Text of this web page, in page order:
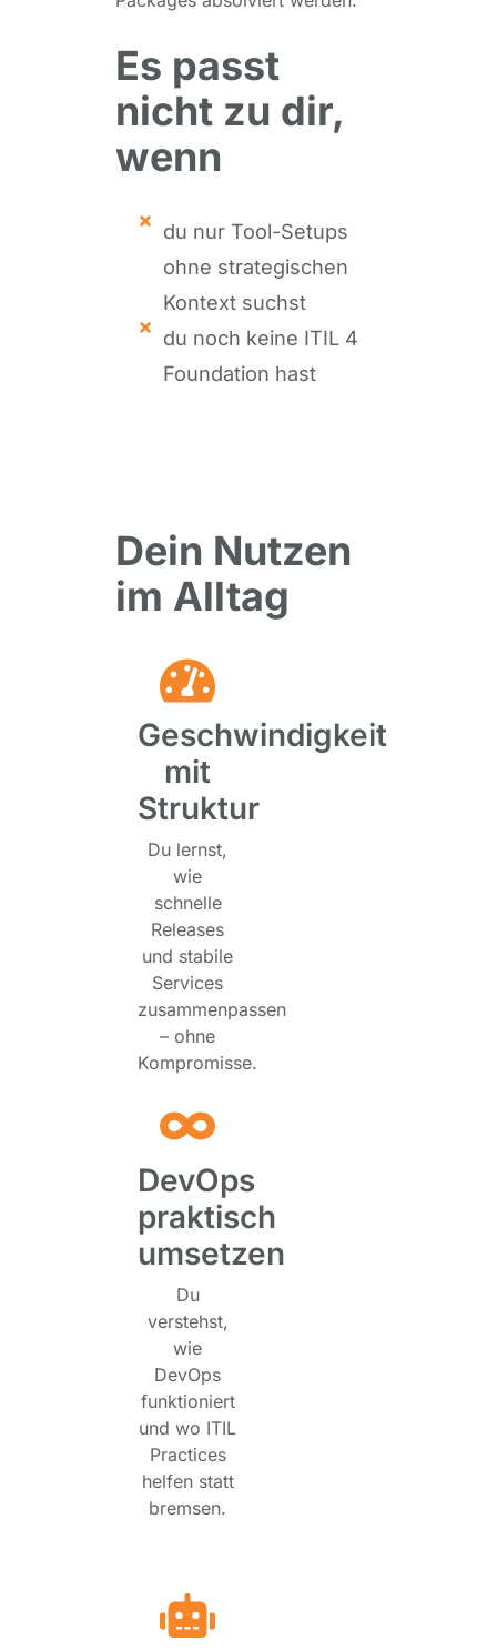
Es passt
nicht zu dir,
wenn
du nur Tool-Setups
ohne strategischen
Kontext suchst
du noch keine ITIL 4
Foundation hast
Dein Nutzen
im Alltag
Geschwindigkeit
mit
Struktur
Du lernst,
wie
schnelle
Releases
und stabile
Services
zusammenpassen
– ohne
Kompromisse.
DevOps
praktisch
umsetzen
Du
verstehst,
wie
DevOps
funktioniert
und wo ITIL
Practices
helfen statt
bremsen.